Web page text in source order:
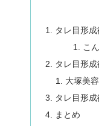
タレ目形成
こ
タレ目形
大塚美
タレ目形
まとめ